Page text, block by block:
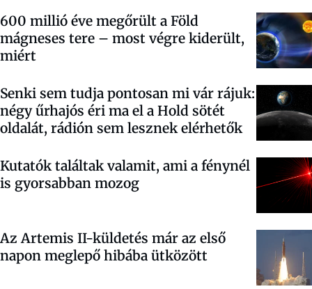
600 millió éve megőrült a Föld
mágneses tere – most végre kiderült,
miért
Senki sem tudja pontosan mi vár rájuk:
négy űrhajós éri ma el a Hold sötét
oldalát, rádión sem lesznek elérhetők
Kutatók találtak valamit, ami a fénynél
is gyorsabban mozog
Az Artemis II-küldetés már az első
napon meglepő hibába ütközött